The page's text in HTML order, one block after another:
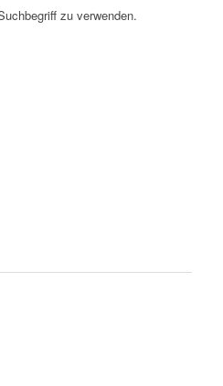
zu verwenden.